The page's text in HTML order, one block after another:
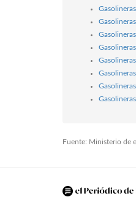
Fuente: Ministerio de